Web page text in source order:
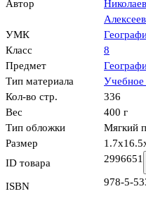
Автор
УМК
Класс
8
Предмет
Тип материала
Учебное
Кол-во стр.
336
Вес
400 г
Тип обложки
Мягкий
Размер
ID товара
2996651
ISBN 978-5-